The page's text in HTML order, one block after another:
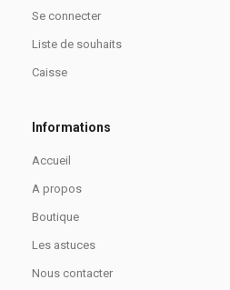
Se connecter
Liste de souhaits
Caisse
Informations
Accueil
A propos
Boutique
Les astuces
Nous contacter